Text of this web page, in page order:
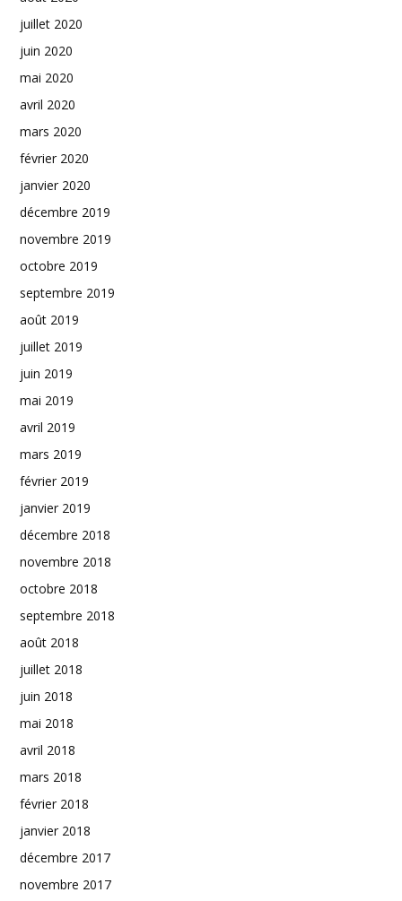
juillet 2020
juin 2020
mai 2020
avril 2020
mars 2020
février 2020
janvier 2020
décembre 2019
novembre 2019
octobre 2019
septembre 2019
août 2019
juillet 2019
juin 2019
mai 2019
avril 2019
mars 2019
février 2019
janvier 2019
décembre 2018
novembre 2018
octobre 2018
septembre 2018
août 2018
juillet 2018
juin 2018
mai 2018
avril 2018
mars 2018
février 2018
janvier 2018
décembre 2017
novembre 2017